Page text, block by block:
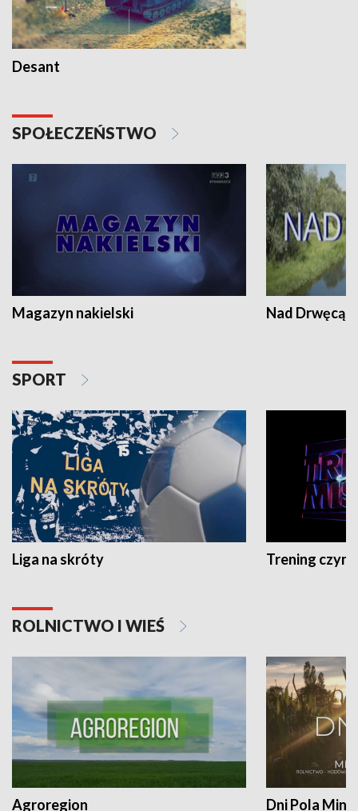
Desant
SPOŁECZEŃSTWO
Magazyn nakielski Nad Drwęcą
SPORT
Liga na skróty Trening czyni
ROLNICTWO I WIEŚ
Agroregion Dni Pola